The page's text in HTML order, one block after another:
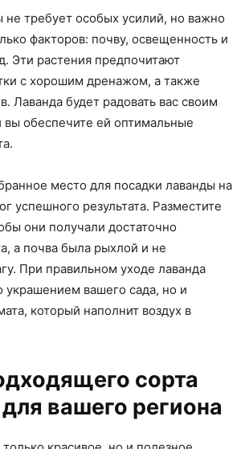
не требует особых усилий, но важно
факторов: почву, освещенность и
Эти растения предпочитают
с хорошим дренажом, а также
Лаванда будет радовать вас своим
вы обеспечите ей оптимальные
место для посадки лаванды на
успешного результата. Разместите
они получали достаточно
а почва была рыхлой и не
При правильном уходе лаванда
украшением вашего сада, но и
который наполнит воздух в
сорта
вашего региона